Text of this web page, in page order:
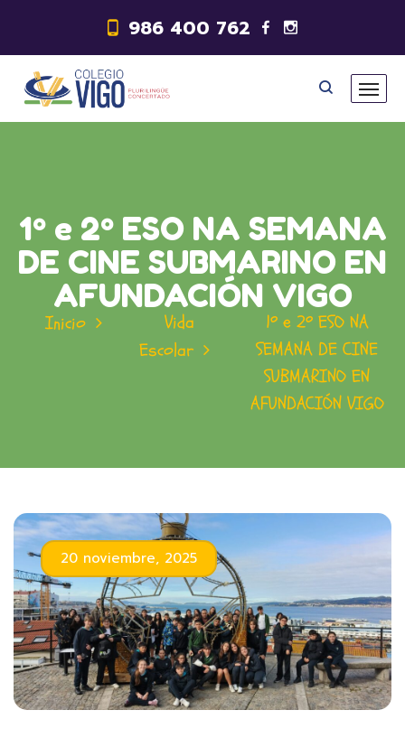
986 400 762
1º e 2º ESO NA SEMANA
DE CINE SUBMARINO EN
AFUNDACIÓN VIGO
Inicio
Vida
Escolar
1º e 2º ESO NA
SEMANA DE CINE
SUBMARINO EN
AFUNDACIÓN VIGO
20 noviembre, 2025